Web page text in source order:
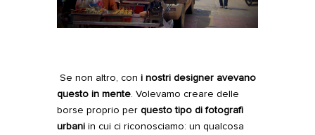
Se non altro, con i nostri designer avevano
questo in mente. Volevamo creare delle
borse proprio per questo tipo di fotografi
urbaniin cui ci riconosciamo: un qualcosa